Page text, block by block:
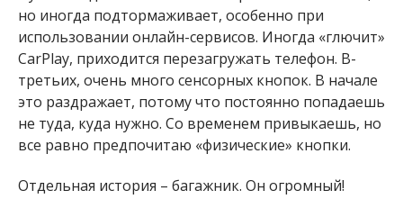
но иногда подтормаживает, особенно при
использовании онлайн-сервисов. Иногда «глючит»
CarPlay, приходится перезагружать телефон. В-
третьих, очень много сенсорных кнопок. В начале
это раздражает, потому что постоянно попадаешь
не туда, куда нужно. Со временем привыкаешь, но
все равно предпочитаю «физические» кнопки.
Отдельная история – багажник. Он огромный!